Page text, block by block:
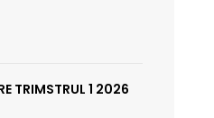
TRIMSTRUL 1 2026